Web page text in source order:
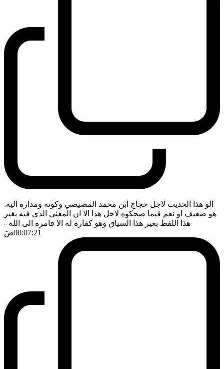
الو هذا الحديث لاجل حجاج ابن محمد المصيصي وكونه ومداره اليه.
هو ضعيف او نعم فيما ضحكوه لاجل هذا الا ان المعنى الذي فيه بغير
هذا اللفظ بغير هذا السياق وهو كفارة له الا فامره الى الله -
00:07:21ضَ